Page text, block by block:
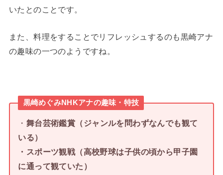
いたとのことです。
また、料理をすることでリフレッシュするのも黒崎アナ
の趣味の一つのようですね。
黒崎めぐみNHKアナの趣味・特技
・ 舞台芸術鑑賞（ジャンルを問わずなんでも観て
いる）
・スポーツ観戦（高校野球は子供の頃から甲子園
に通って観ていた）